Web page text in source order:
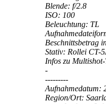
Blende: f/2.8
ISO: 100
Beleuchtung: TL
Beschnittsbetrag
Stativ: Rollei CT-
Infos zu
-
---------
Aufnahmedatum:
Region/Ort: